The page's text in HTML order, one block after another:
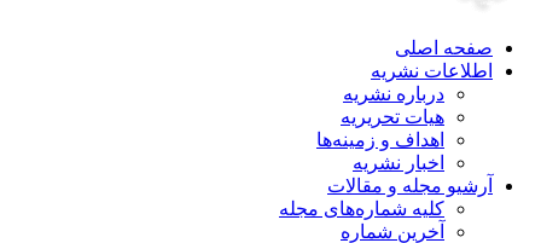
صفحه اصلی
اطلاعات نشریه
درباره نشریه
هیات تحریریه
اهداف و زمینه‌ها
اخبار نشریه
آرشیو مجله و مقالات
کلیه شماره‌های مجله
آخرین شماره